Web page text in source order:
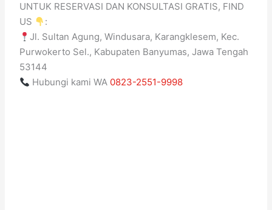
UNTUK RESERVASI DAN KONSULTASI GRATIS, FIND
US
:
Jl. Sultan Agung, Windusara, Karangklesem, Kec.
Purwokerto Sel., Kabupaten Banyumas, Jawa Tengah
53144
Hubungi kami WA 0823-2551-9998